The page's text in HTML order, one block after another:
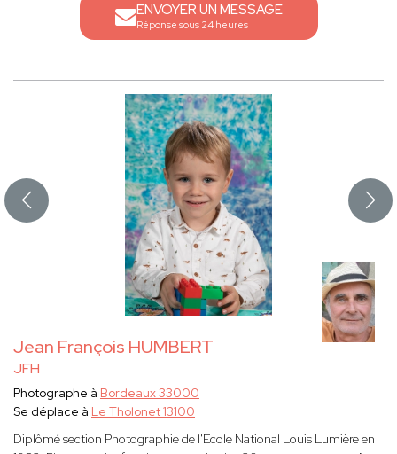
ENVOYER UN MESSAGE
Réponse sous 24 heures
Jean François HUMBERT
JFH
Photographe à Bordeaux 33000
Se déplace à Le Tholonet 13100
Diplômé section Photographie de l'Ecole National Louis Lumière en